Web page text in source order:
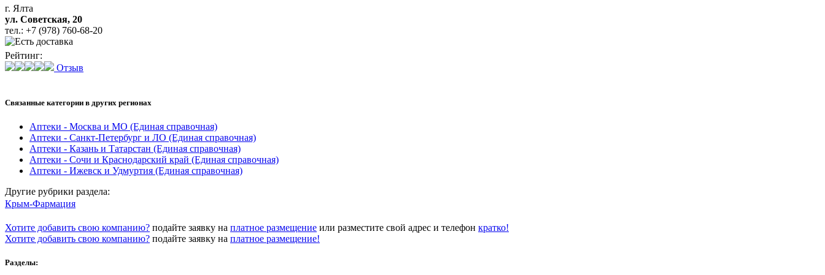
г. Ялта
ул. Советская, 20
тел.: +7 (978) 760-68-20
Рейтинг:
Отзыв
Связанные категории в других регионах
Аптеки - Москва и МО (Единая справочная)
Аптеки - Санкт-Петербург и ЛО (Единая справочная)
Аптеки - Казань и Татарстан (Единая справочная)
Аптеки - Сочи и Краснодарский край (Единая справочная)
Аптеки - Ижевск и Удмуртия (Единая справочная)
Другие рубрики раздела:
Крым-Фармация
Хотите добавить свою компанию? подайте заявку на платное размещение или разместите свой адрес и телефон кратко!
Хотите добавить свою компанию? подайте заявку на платное размещение!
Разделы: